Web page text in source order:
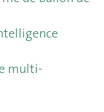
multi-